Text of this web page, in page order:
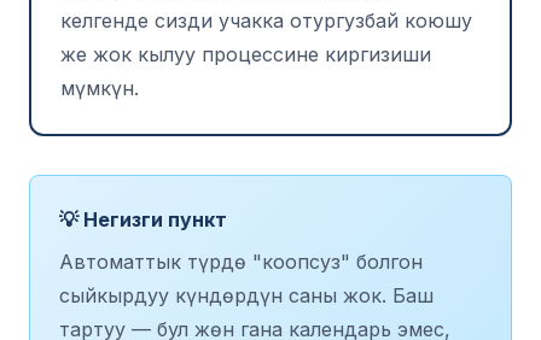
келгенде сизди учакка отургузбай коюшу
же жок кылуу процессине киргизиши
мүмкүн.
💡 Негизги пункт
Автоматтык түрдө "коопсуз" болгон
сыйкырдуу күндөрдүн саны жок. Баш
тартуу — бул жөн гана календарь эмес,